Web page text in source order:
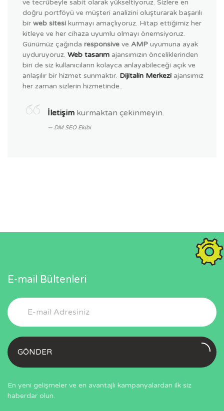
ve tecrübeyle sabit olarak yükseltiyoruz. Sizlere en
doğru portföyü ve müşteri analizini oluşturarak başarılı
bir web sitesi kurmayı amaçlıyoruz. Hitap ettiğimiz her
kitleye ve her cihaza uyumlu olmayı önemsiyoruz.
Günümüz çağında responsive ve AMP uyumuna ayak
uyduruyoruz. Web tasarım ajansımızın önceliklerinden
biri de siz kullanıcıların kolayca anlayabileceği açık ve
anlaşılır bir hizmet sunmaktır. Dijitalin Merkezi ajansımız
her zaman sizlerin hizmetinde..
İletişim kurmaktan çekinmeyin.
DM SEO Ekibi
E-mail Bültenleri
GÖNDER
En yeni gelişmeler ve en avantajlı kampanyalardan ilk siz
haberdar olun.